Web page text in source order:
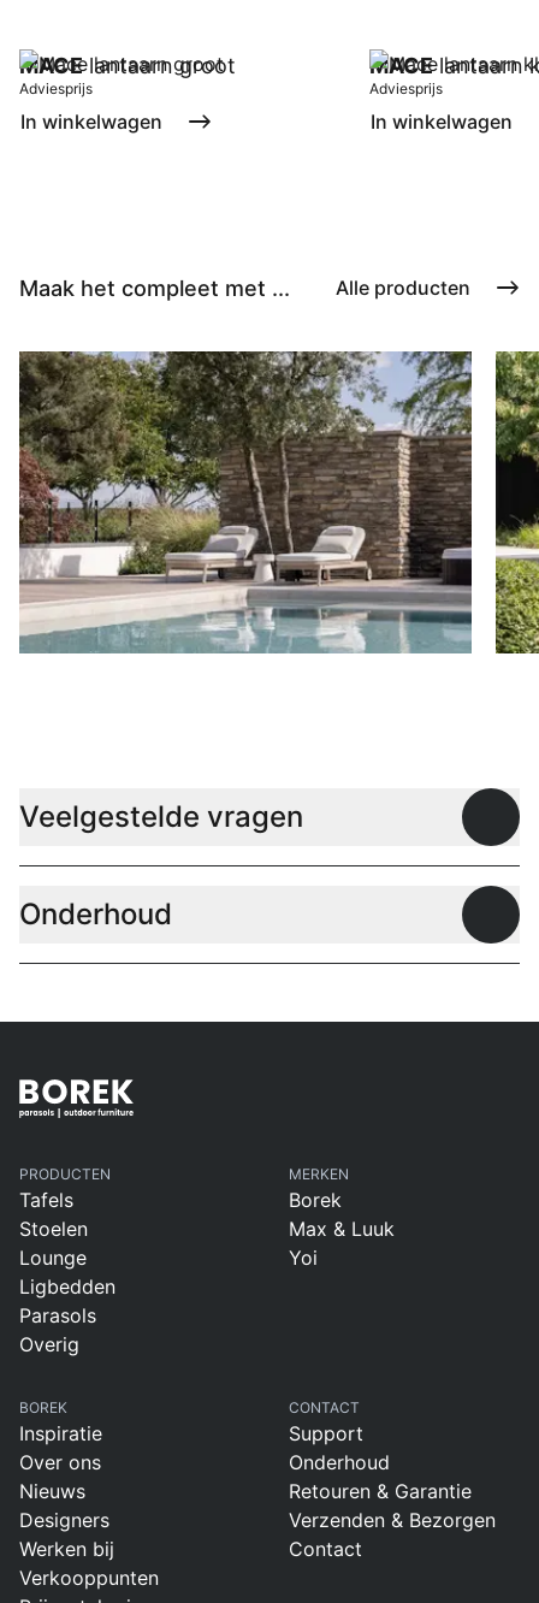
MACElantaarn groot
Adviesprijs
In winkelwagen
MACElantaarn
Adviesprijs
In winkelwagen
Maak het compleet met ... Alle producten
Veelgestelde vragen
Onderhoud
PRODUCTEN
Tafels
Stoelen
Lounge
Ligbedden
Parasols
Overig
MERKEN
Borek
Max & Luuk
Yoi
BOREK
Inspiratie
Over ons
Nieuws
Designers
Werken bij
Verkooppunten
CONTACT
Support
Onderhoud
Retouren & Garantie
Verzenden & Bezorgen
Contact